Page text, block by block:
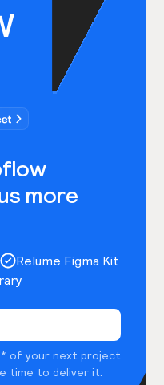
more
Relume Figma Kit
of your next project
time to deliver it.